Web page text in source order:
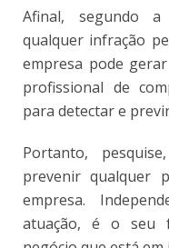
Afinal, segundo a
qualquer infração
empresa pode
profissional de
para detectar e
Portanto,
prevenir qualquer
empresa.
atuação, é o seu